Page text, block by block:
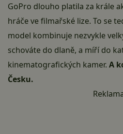
GoPro dlouho platila za krále
hráče ve filmařské lize. To se
model kombinuje nezvykle
schováte do dlaně, a míří do
kinematografických kamer. A
Česku.